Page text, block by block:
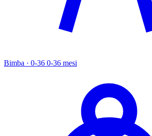
Bimba · 0-36 0-36 mesi